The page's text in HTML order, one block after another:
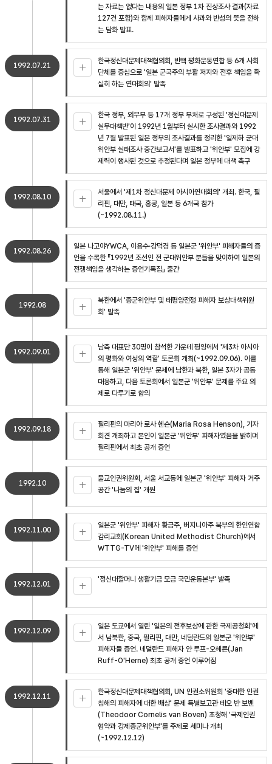
는 자료는 없다는 내용의 일본 정부 1차 진상조사 결과(자료
127건 포함)와 함께 피해자들에게 사과와 반성의 뜻을 전하
는 담화 발표.
1992.07.21
한국정신대문제대책협의회, 반핵 평화운동연합 등 6개 사회
단체를 중심으로 '일본 군국주의 부활 저지와 전후 책임을 확
실히 하는 연대회의' 발족
1992.07.31
한국 정부, 외무부 등 17개 정부 부처로 구성된 '정신대문제
실무대책반'이 1992년 1월부터 실시한 조사결과와 1992
년 7월 발표된 일본 정부의 조사결과를 정리한 '일제하 군대
위안부 실태조사 중간보고서'를 발표하고 '위안부' 모집에 강
제력이 행사된 것으로 추정된다며 일본 정부에 대책 촉구
1992.08.10
서울에서 '제1차 정신대문제 아시아연대회의' 개최. 한국, 필
리핀, 대만, 태국, 홍콩, 일본 등 6개국 참가
(~1992.08.11.)
1992.08.26
일본 나고야YWCA, 이용수·강덕경 등 일본군 '위안부' 피해자들의 증
언을 수록한 『1992년 조선인 전 군대위안부 분들을 맞이하여 일본의
전쟁책임을 생각하는 증언기록집』 출간
1992.08
북한에서 '종군위안부 및 태평양전쟁 피해자 보상대책위원
회' 발족
1992.09.01
남측 대표단 30명이 참석한 가운데 평양에서 '제3차 아시아
의 평화와 여성의 역할' 토론회 개최(~1992.09.06). 이를
통해 일본군 '위안부' 문제에 남한과 북한, 일본 3자가 공동
대응하고, 다음 토론회에서 일본군 '위안부' 문제를 주요 의
제로 다루기로 합의
1992.09.18
필리핀의 마리아 로사 헨슨(Maria Rosa Henson), 기자
회견 개최하고 본인이 일본군 '위안부' 피해자였음을 밝히며
필리핀에서 최초 공개 증언
1992.10
불교인권위원회, 서울 서교동에 일본군 '위안부' 피해자 거주
공간 '나눔의 집' 개원
1992.11.00
일본군 '위안부' 피해자 황금주, 버지니아주 북부의 한인연합
감리교회(Korean United Methodist Church)에서
WTTG-TV에 '위안부' 피해를 증언
1992.12.01
'정신대할머니 생활기금 모금 국민운동본부' 발족
1992.12.09
일본 도쿄에서 열린 '일본의 전후보상에 관한 국제공청회'에
서 남북한, 중국, 필리핀, 대만, 네덜란드의 일본군 '위안부'
피해자들 증언. 네덜란드 피해자 얀 루프-오헤른(Jan
Ruff-O'Herne) 최초 공개 증언 이루어짐
1992.12.11
한국정신대문제대책협의회, UN 인권소위원회 '중대한 인권
침해의 피해자에 대한 배상' 문제 특별보고관 테오 반 보벤
(Theodoor Cornelis van Boven) 초청해 '국제인권
협약과 강제종군위안부'를 주제로 세미나 개최
(~1992.12.12)